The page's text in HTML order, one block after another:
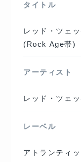
タイトル
レッド・ツェ
(Rock Age帯)
アーティスト
レッド・ツェ
レーベル
アトランティッ